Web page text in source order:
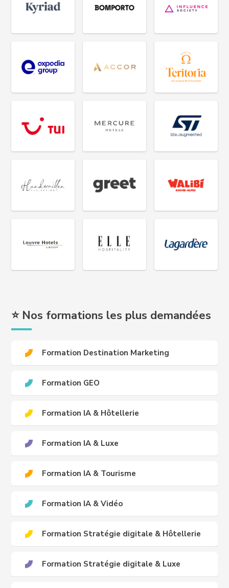
⭐ Nos formations les plus demandées
Formation Destination Marketing
Formation GEO
Formation IA & Hôtellerie
Formation IA & Luxe
Formation IA & Tourisme
Formation IA & Vidéo
Formation Stratégie digitale & Hôtellerie
Formation Stratégie digitale & Luxe